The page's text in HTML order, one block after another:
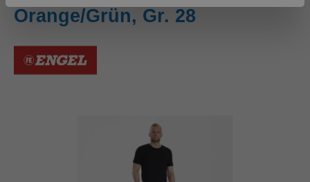
Orange/Grün, Gr. 28